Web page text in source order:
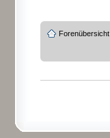
Forenübersicht